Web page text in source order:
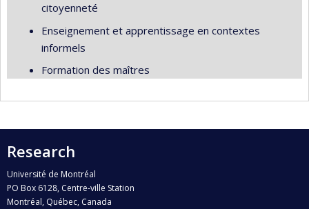
citoyenneté
Enseignement et apprentissage en contextes
informels
Formation des maîtres
Research
Université de Montréal
PO Box 6128, Centre-ville Station
Montréal, Québec, Canada